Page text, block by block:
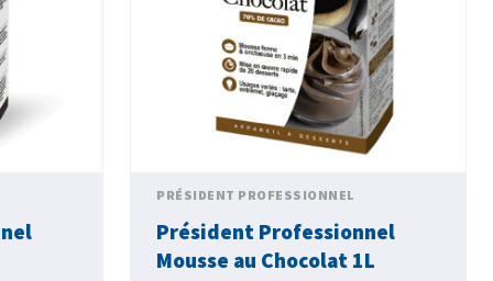
PRÉSIDENT PROFESSIONNEL
Président Professionnel
Mousse au Chocolat 1L